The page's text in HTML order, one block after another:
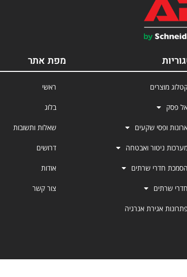
מוצרים
פסק
ופסי שקעים
ניטור ואבטחה
הסמכת חדרי שרתים
חדרי שרתים
אגירת אנרגיה
מפת אתר
ראשי
בלוג
שאלות ותשובות
דרושים
אודות
צור קשר